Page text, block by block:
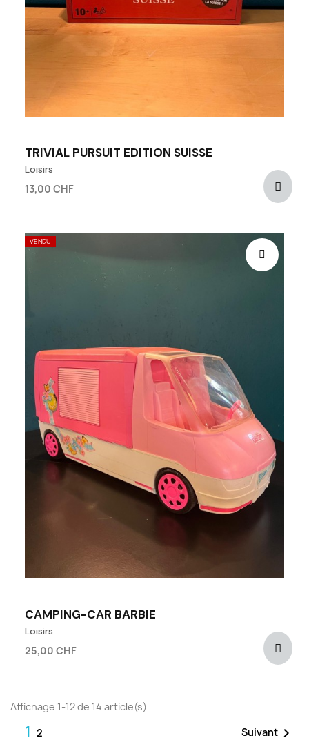
TRIVIAL PURSUIT EDITION SUISSE
Loisirs
13,00 CHF
CAMPING-CAR BARBIE
Loisirs
25,00 CHF
VENDU
Affichage 1-12 de 14 article(s)
1 2 Suivant 